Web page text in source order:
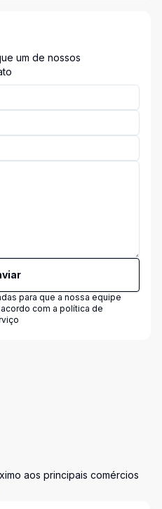
um de nossos
para que a nossa equipe
com a política de
aos principais comércios